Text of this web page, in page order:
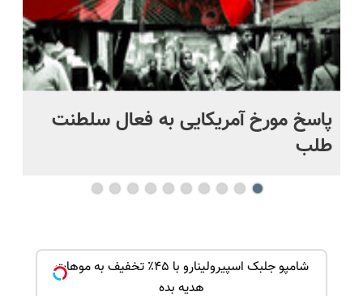
پاسخ مورخ آمریکایی به فعال سلطنت
طلب
شامپو جلبک اسپیرولینارو با ۴۵٪ تخفیف به موهات
هدیه بده